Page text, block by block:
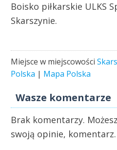
Boisko piłkarskie ULKS
Skarszynie.
Miejsce w miejscowości
Polska | Mapa Polska
Wasze komentarze
Brak komentarzy.
swoją opinie, komentarz.